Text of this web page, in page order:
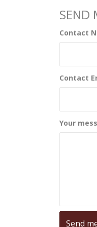
SEND
Contact
Contact
Your